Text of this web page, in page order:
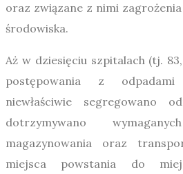
oraz związane z nimi
środowiska.
Aż w dziesięciu szpitalach (tj.
postępowania z odpadami
niewłaściwie segregowano
dotrzymywano
magazynowania oraz
miejsca powstania do